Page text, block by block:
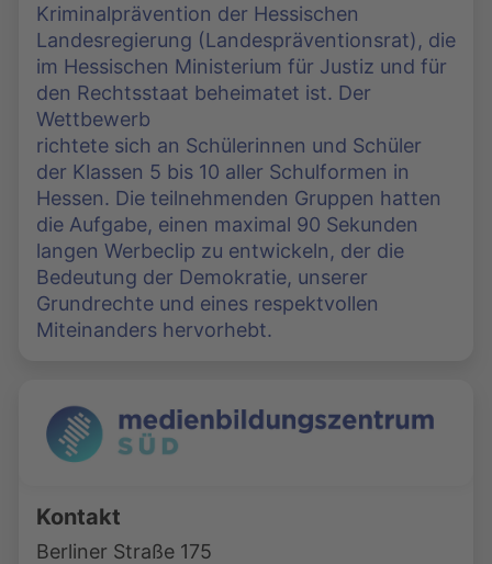
Kriminalprävention der Hessischen
Landesregierung (Landespräventionsrat), die
im Hessischen Ministerium für Justiz und für
den Rechtsstaat beheimatet ist. Der
Wettbewerb
richtete sich an Schülerinnen und Schüler
der Klassen 5 bis 10 aller Schulformen in
Hessen. Die teilnehmenden Gruppen hatten
die Aufgabe, einen maximal 90 Sekunden
langen Werbeclip zu entwickeln, der die
Bedeutung der Demokratie, unserer
Grundrechte und eines respektvollen
Miteinanders hervorhebt.
Kontakt
Berliner Straße 175